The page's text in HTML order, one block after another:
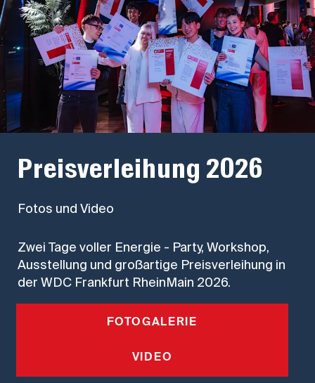
Preisverleihung 2026
Fotos und Video
Zwei Tage voller Energie - Party, Workshop,
Ausstellung und großartige Preisverleihung in
der WDC Frankfurt RheinMain 2026.
FOTOGALERIE
VIDEO